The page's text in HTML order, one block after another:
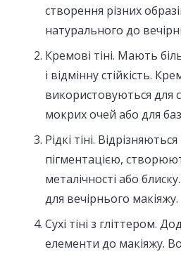
створення різних
натурального до
Кремові тіні. Мають
і відмінну стійкість.
використовуються для
мокрих очей або для
Рідкі тіні.
пігментацією,
металічності або
для вечірнього макіяжу.
Сухі тіні з гліттером.
елементи до макіяжу.